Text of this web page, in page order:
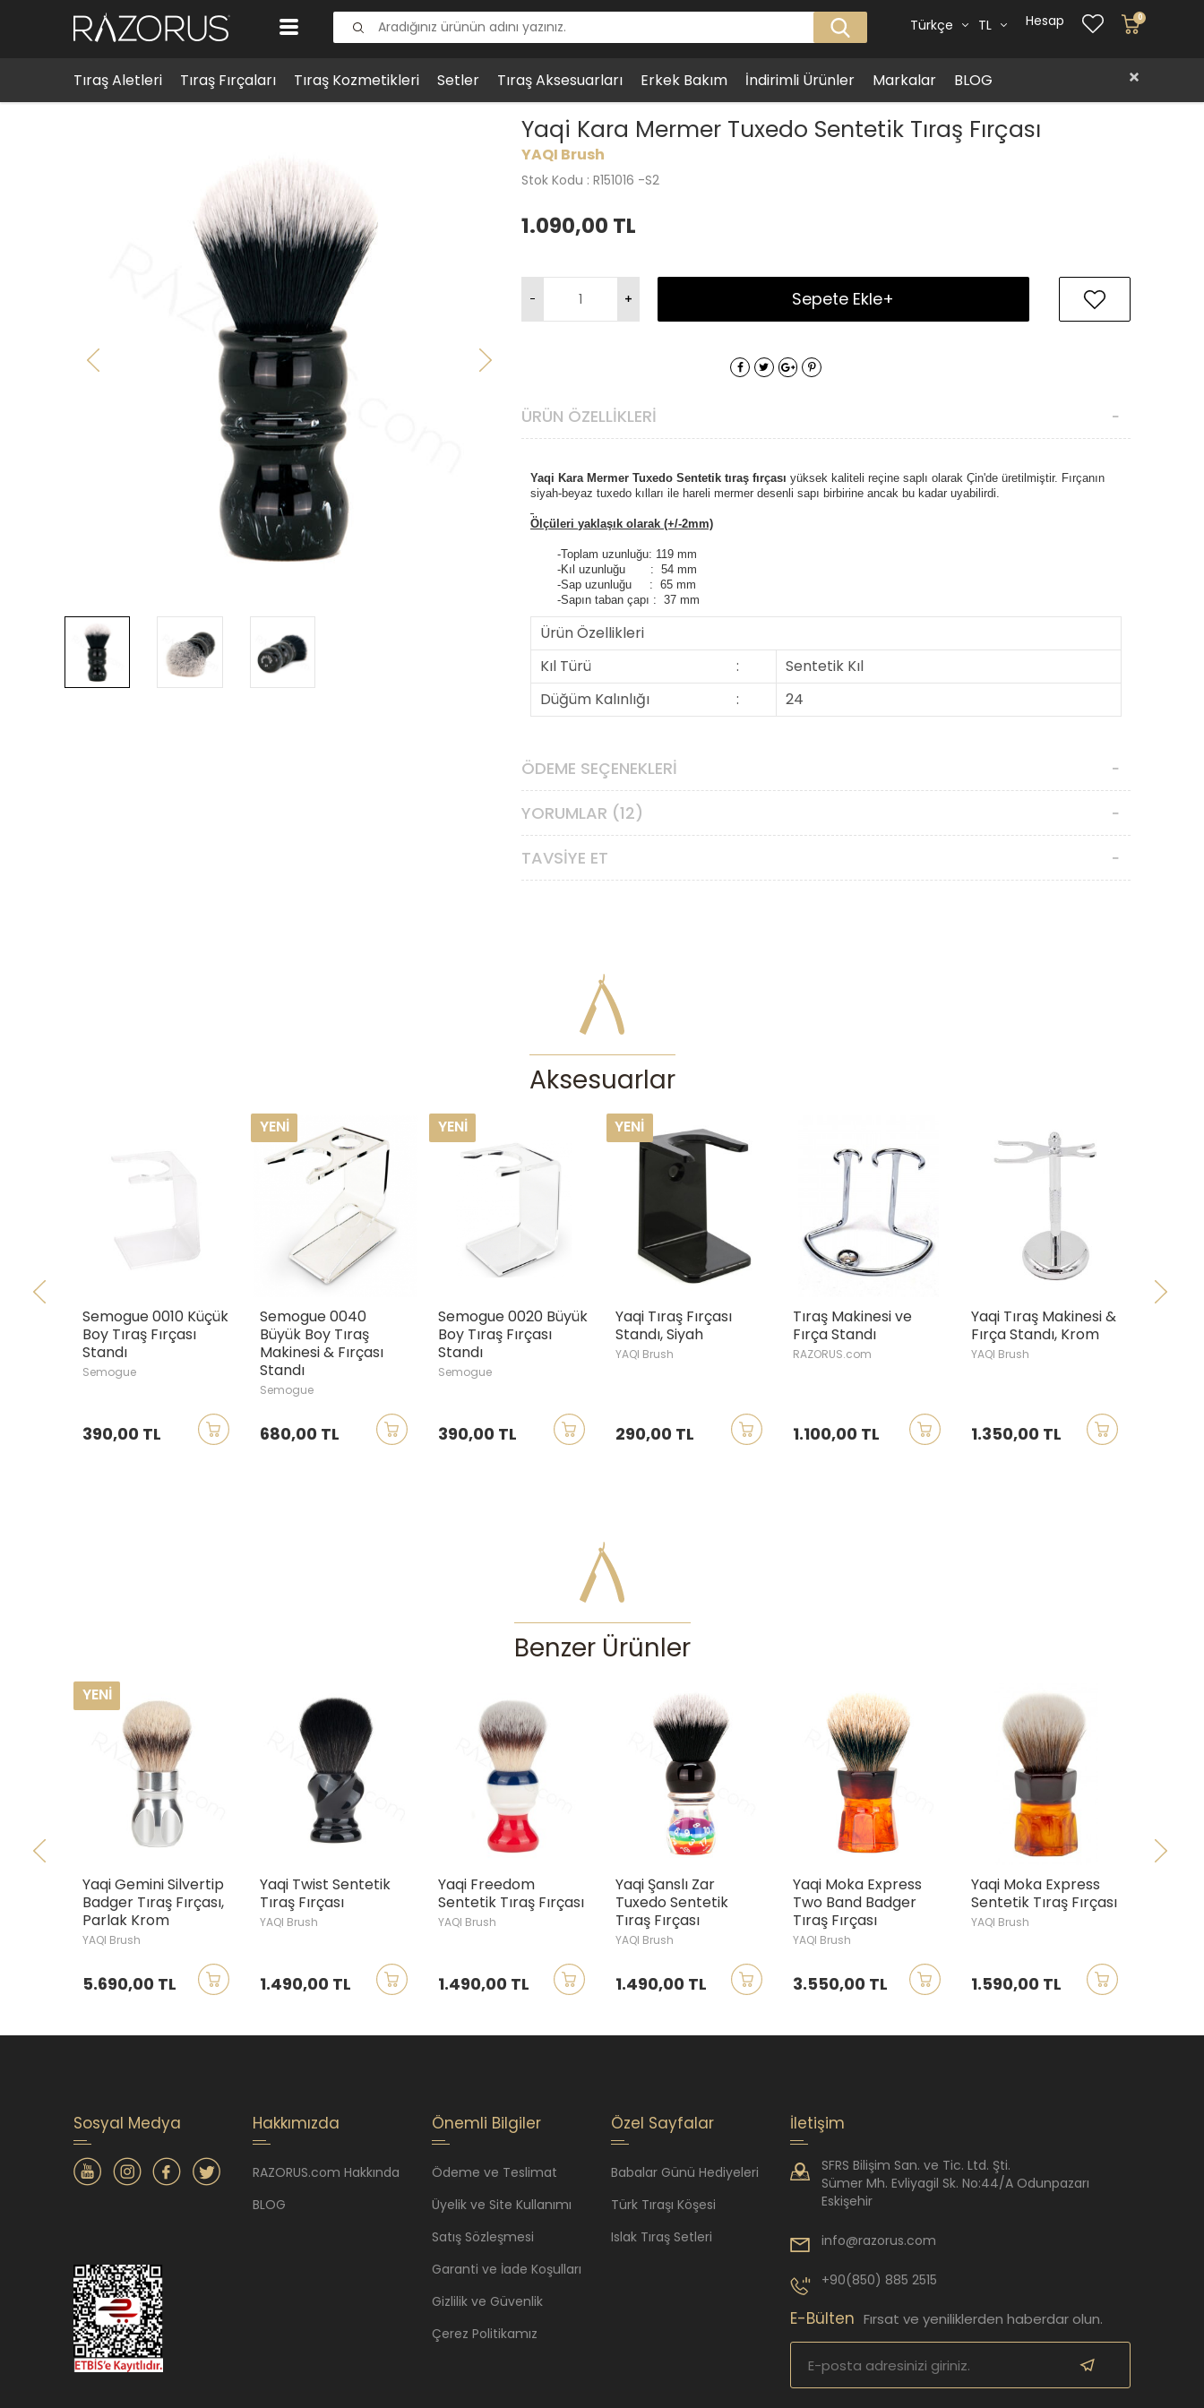
Tıraş Aletleri Tıraş Fırçaları Tıraş Kozmetikleri Setler Tıraş Aksesuarları Erkek Bakım İndirimli Ürünler Markalar BLOG
0
Hesap
TL
Türkçe
Tıraş Fırçaları YAQI Brush Yaqi Kara Mermer Tuxedo Sentetik Tıraş Fırçası
Yaqi Kara Mermer Tuxedo Sentetik Tıraş Fırçası
YAQI Brush
Stok Kodu : R151016 -S2
1.090,00 TL
Sepete Ekle+
ÜRÜN ÖZELLIKLERI
Yaqi Kara Mermer Tuxedo Sentetik tıraş fırçası yüksek kaliteli reçine saplı olarak Çin'de üretilmiştir. Fırçanın
siyah-beyaz tuxedo kılları ile hareli mermer desenli sapı birbirine ancak bu kadar uyabilirdi.
Ölçüleri yaklaşık olarak (+/-2mm)
-Toplam uzunluğu: 119 mm
-Kıl uzunluğu : 54 mm
-Sap uzunluğu : 65 mm
-Sapın taban çapı : 37 mm
Ürün Özellikleri
Kıl Türü
:
Sentetik Kıl
Düğüm Kalınlığı
: 24
ÖDEME SEÇENEKLERI
YORUMLAR (12)
TAVSIYE ET
Aksesuarlar
Semogue 0010 Küçük
Boy Tıraş Fırçası
390,00 TL
Semogue 0040
Büyük Boy Tıraş
Makinesi & Fırçası
680,00 TL
Semogue 0020 Büyük
Boy Tıraş Fırçası
Standı
390,00 TL
Yaqi Tıraş Fırçası
Standı, Siyah
290,00 TL
Tıraş Makinesi ve
Fırça Standı
RAZORUS.com
1.100,00 TL
Yaqi Tıraş Makinesi &
Fırça Standı, Krom
1.350,00 TL
Yaqi Tıraş
Makine Standı,
450,00 TL
Benzer Ürünler
Yaqi Gemini Silvertip
Badger Tıraş Fırçası,
Parlak Krom
YAQI Brush
5.690,00 TL
Yaqi Twist Sentetik
Tıraş Fırçası
YAQI Brush
1.490,00 TL
Yaqi Freedom
Sentetik Tıraş Fırçası
YAQI Brush
1.490,00 TL
Yaqi Şanslı Zar
Tuxedo Sentetik
Tıraş Fırçası
YAQI Brush
1.490,00 TL
Yaqi Moka Express
Two Band Badger
Tıraş Fırçası
YAQI Brush
3.550,00 TL
Yaqi Moka Express
Sentetik Tıraş Fırçası
YAQI Brush
1.590,00 TL
Sentetik Tıraş
1.590,00 TL
Sosyal Medya Hakkımızda
RAZORUS.com Hakkında
BLOG
Önemli Bilgiler
Ödeme ve Teslimat
Üyelik ve Site Kullanımı
Satış Sözleşmesi
Garanti ve İade Koşulları
Gizlilik ve Güvenlik
Çerez Politikamız
Özel Sayfalar
Babalar Günü Hediyeleri
Türk Tıraşı Köşesi
Islak Tıraş Setleri
İletişim
SFRS Bilişim San. ve Tic. Ltd. Şti.
Sümer Mh. Evliyagil Sk. No:44/A Odunpazarı
Eskişehir
info@razorus.com
+90(850) 885 2515
E-Bülten Fırsat ve yeniliklerden haberdar olun.